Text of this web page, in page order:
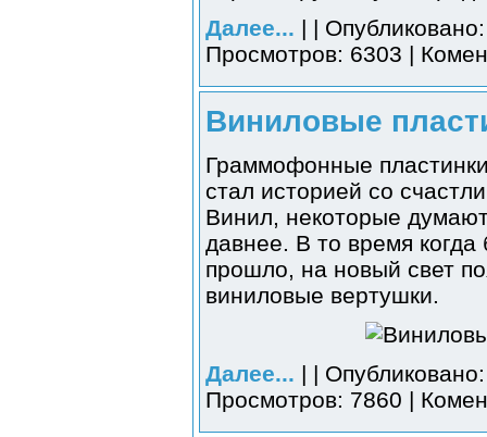
Далее... | |
Просмотров: 6303 |
Виниловые
Граммофонные
стал историей со
Винил, некоторые
давнее. В то время
прошло, на новый свет
виниловые вертушки.
Далее... | |
Просмотров: 7860 |